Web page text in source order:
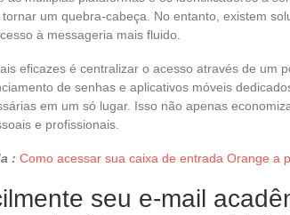
um quebra-cabeça. No entanto, existem
à messageria mais fluido.
eficazes é centralizar o acesso através de um
de senhas e aplicativos móveis
em um só lugar. Isso não apenas
e profissionais.
: Como acessar sua caixa de entrada Orange a
seu e-mail